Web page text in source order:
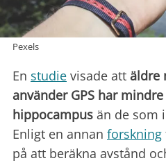
Pexels
En studie visade att äldre
använder GPS har
hippocampus än de som
Enligt en annan forskning
på att beräkna avstånd